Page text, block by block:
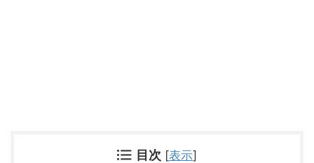
目次 [表示]